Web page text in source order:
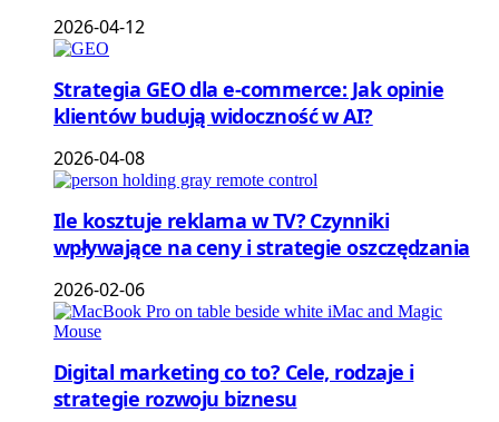
2026-04-12
Strategia GEO dla e-commerce: Jak opinie
klientów budują widoczność w AI?
2026-04-08
Ile kosztuje reklama w TV? Czynniki
wpływające na ceny i strategie oszczędzania
2026-02-06
Digital marketing co to? Cele, rodzaje i
strategie rozwoju biznesu